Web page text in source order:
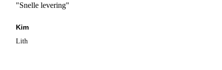
"Snelle levering"
Kim
Lith